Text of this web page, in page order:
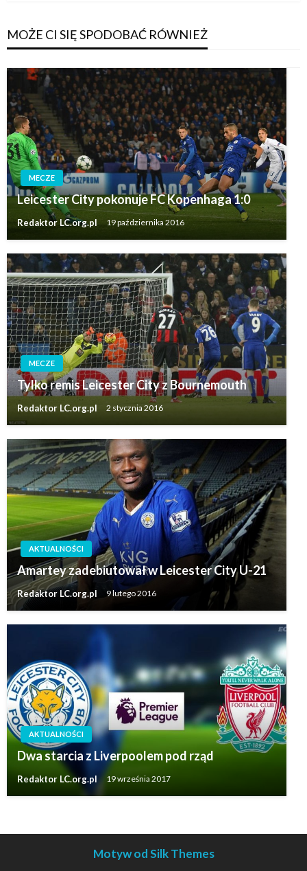
MOŻE CI SIĘ SPODOBAĆ RÓWNIEŻ
MECZE
Leicester City pokonuje FC Kopenhaga 1:0
Redaktor LC.org.pl 19 października 2016
MECZE
Tylko remis Leicester City z Bournemouth
Redaktor LC.org.pl 2 stycznia 2016
AKTUALNOŚCI
Amartey zadebiutował w Leicester City U-21
Redaktor LC.org.pl 9 lutego 2016
AKTUALNOŚCI
Dwa starcia z Liverpoolem pod rząd
Redaktor LC.org.pl 19 września 2017
Motyw od Silk Themes